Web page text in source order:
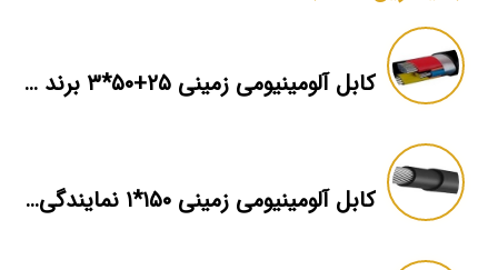
کابل آلومینیومی زمینی ۲۵+۵۰*۳ برند ماهان
کابل آلومینیومی زمینی ۱۵۰*۱ نمایندگی فروش